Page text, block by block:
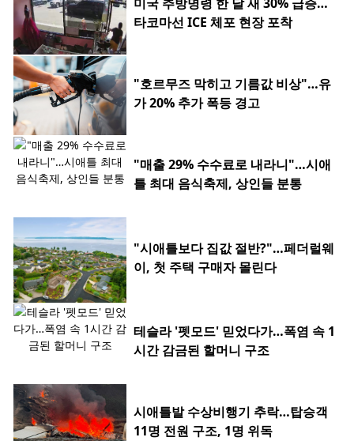
미국 추방명령 한 달 새 30% 급증…
타코마선 ICE 체포 현장 포착
"호르무즈 막히고 기름값 비상"…유
가 20% 추가 폭등 경고
"매출 29% 수수료로 내라니"…시애
틀 최대 음식축제, 상인들 분통
"시애틀보다 집값 절반?"…페더럴웨
이, 첫 주택 구매자 몰린다
테슬라 '펫모드' 믿었다가…폭염 속 1
시간 감금된 할머니 구조
시애틀발 수상비행기 추락…탑승객
11명 전원 구조, 1명 위독